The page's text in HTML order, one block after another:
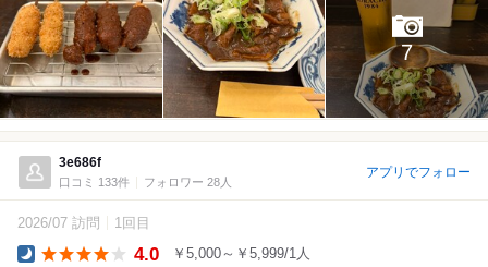
7
3e686f
口コミ 133件 フォロワー 28人
アプリでフォロー
2026/07 訪問 1回目
4.0 ￥5,000～￥5,999/1人